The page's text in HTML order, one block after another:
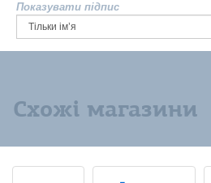
Показувати підпис
Схожі магазини